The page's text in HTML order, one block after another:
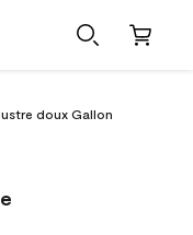
doux Gallon